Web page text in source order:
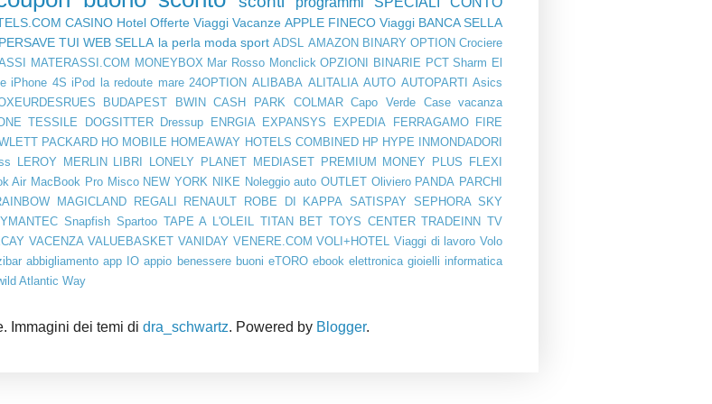
CASINO Hotel Offerte Viaggi Vacanze APPLE FINECO Viaggi BANCA SELLA
TUI WEB SELLA la perla moda sport ADSL AMAZON BINARY OPTION Crociere
MATERASSI.COM MONEYBOX Mar Rosso Monclick OPZIONI BINARIE PCT Sharm El
iPhone 4S iPod la redoute mare 24OPTION ALIBABA ALITALIA AUTO AUTOPARTI
Asics
BUDAPEST BWIN CASH PARK COLMAR Capo Verde
Case vacanza
TESSILE DOGSITTER Dressup ENRGIA EXPANSYS EXPEDIA FERRAGAMO
FIRE
PACKARD HO MOBILE HOMEAWAY HOTELS COMBINED HP HYPE
INMONDADORI
LEROY MERLIN LIBRI LONELY PLANET MEDIASET PREMIUM
MONEY PLUS FLEXI
Air MacBook Pro Misco NEW YORK NIKE Noleggio auto OUTLET Oliviero PANDA PARCHI
MAGICLAND REGALI RENAULT ROBE DI KAPPA SATISPAY SEPHORA SKY
Snapfish Spartoo TAPE A L'OLEIL TITAN BET TOYS CENTER TRADEINN TV
VACENZA VALUEBASKET VANIDAY VENERE.COM VOLI+HOTEL Viaggi di lavoro Volo
abbigliamento app IO appio benessere buoni eTORO ebook elettronica gioielli informatica
Atlantic Way
Immagini dei temi di dra_schwartz. Powered by Blogger.